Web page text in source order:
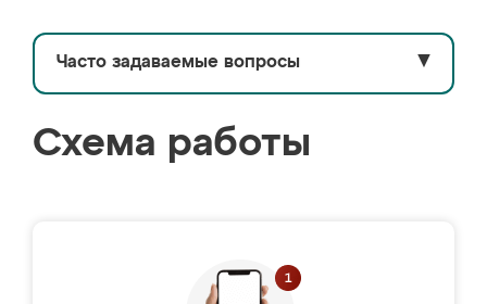
Часто задаваемые вопросы ▼
Схема работы